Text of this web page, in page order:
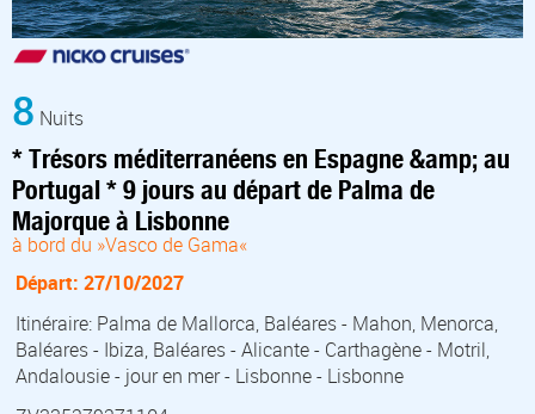
8 Nuits
* Trésors méditerranéens en Espagne &amp; au
Portugal * 9 jours au départ de Palma de
Majorque à Lisbonne
à bord du »Vasco de Gama«
Départ: 27/10/2027
Itinéraire: Palma de Mallorca, Baléares - Mahon, Menorca,
Baléares - Ibiza, Baléares - Alicante - Carthagène - Motril,
Andalousie - jour en mer - Lisbonne - Lisbonne